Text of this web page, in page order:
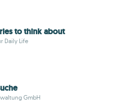
to think about
Daily Life
GmbH